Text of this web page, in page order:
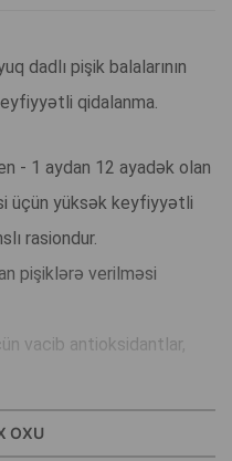
dadlı pişik balalarının
qidalanma.
- 1 aydan 12 ayadək olan
üçün yüksək keyfiyyətli
rasiondur.
pişiklərə verilməsi
vacib antioksidantlar,
kalsium və fosfor
OXU